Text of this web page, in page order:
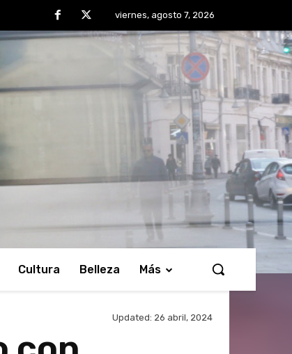
viernes, agosto 7, 2026
Cultura Belleza Más
Updated: 26 abril, 2024